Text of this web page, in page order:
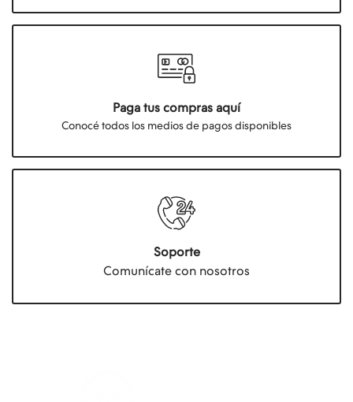
Paga tus compras aquí
Conocé todos los medios de pagos disponibles
Soporte
Comunícate con nosotros